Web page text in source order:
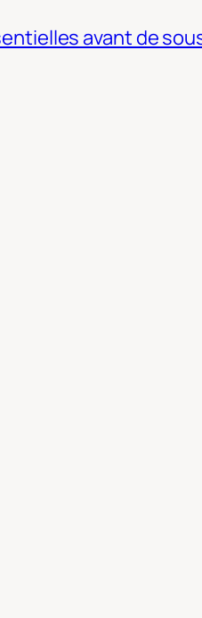
avant de